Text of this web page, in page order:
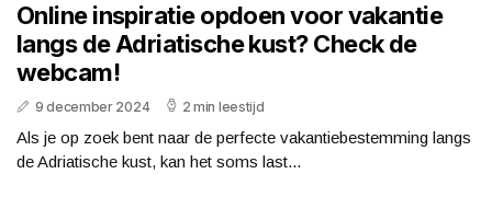
Online inspiratie opdoen voor vakantie
langs de Adriatische kust? Check de
webcam!
9 december 2024 2 min leestijd
Als je op zoek bent naar de perfecte vakantiebestemming langs
de Adriatische kust, kan het soms last...